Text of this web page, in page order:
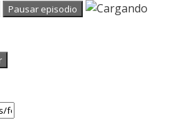
Pausar episodio